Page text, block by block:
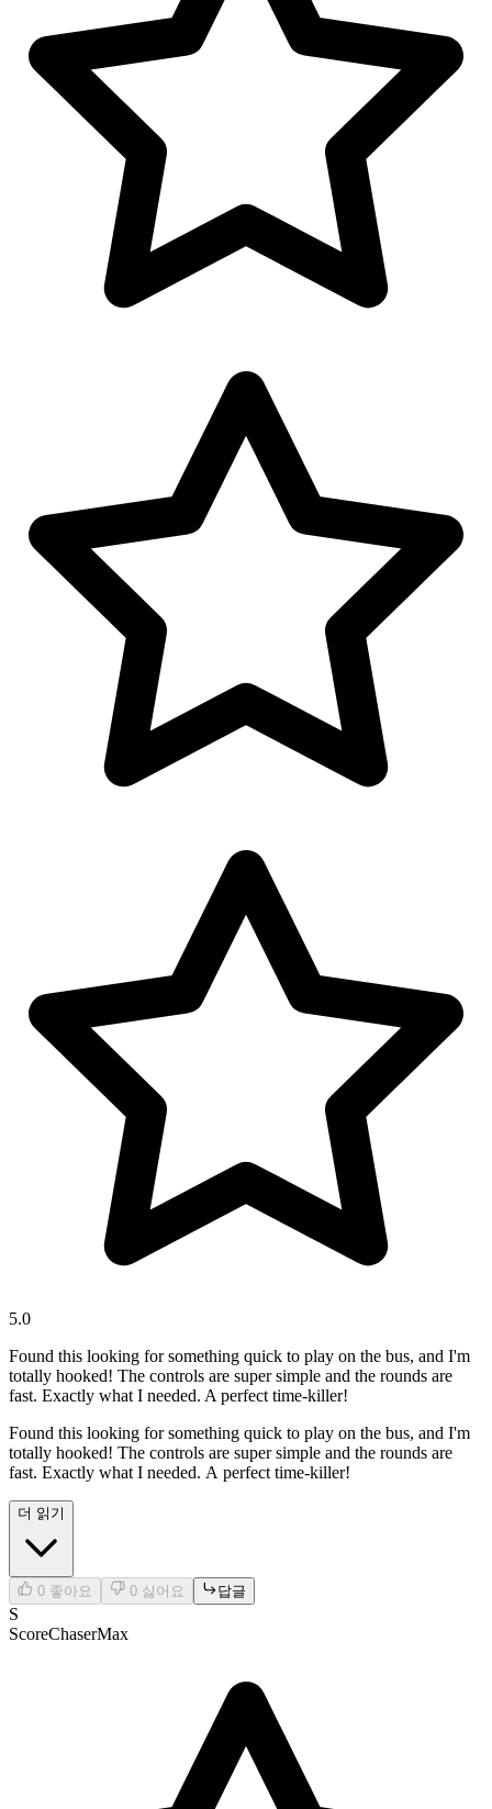
5.0
Found this looking for something quick to play on the bus, and I'm
totally hooked! The controls are super simple and the rounds are
fast. Exactly what I needed. A perfect time-killer!
Found this looking for something quick to play on the bus, and I'm
totally hooked! The controls are super simple and the rounds are
fast. Exactly what I needed. A perfect time-killer!
더 읽기
0 좋아요 0 싫어요 답글
S
ScoreChaserMax